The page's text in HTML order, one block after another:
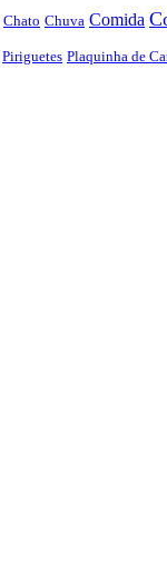
Chato Chuva Comida
Piriguetes Plaquinha de